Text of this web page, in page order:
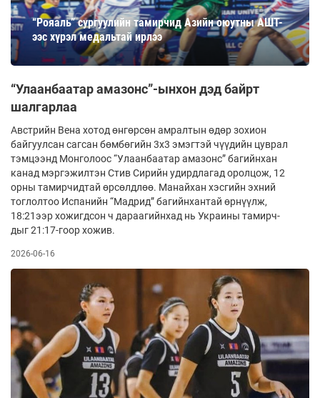
“Рояаль” сургуулийн тамирчид Азийн оюутны АШТ-
ээс хүрэл медальтай ирлээ
“Улаанбаатар амазонс”-ынхон дэд байрт
шалгарлаа
Австрийн Вена хотод өнгөрсөн амралтын өдөр зохион
байгуулсан сагсан бөмбөгийн 3х3 эмэгтэй­ чүүдийн цуврал
тэмцээнд Монголоос “Улаанбаатар амазонс” багийнхан
канад мэргэжилтэн Стив Сирийн удирдлагад оролцож, 12
орны тамирчидтай өрсөлдлөө. Манайхан хэсгийн эхний
тоглолтоо Испанийн “Мадрид” багийнхантай өрнүүлж,
18:21ээр хожигдсон ч дараагийнхад нь Украины тамирч­
дыг 21:17-гоор хожив.
2026-06-16